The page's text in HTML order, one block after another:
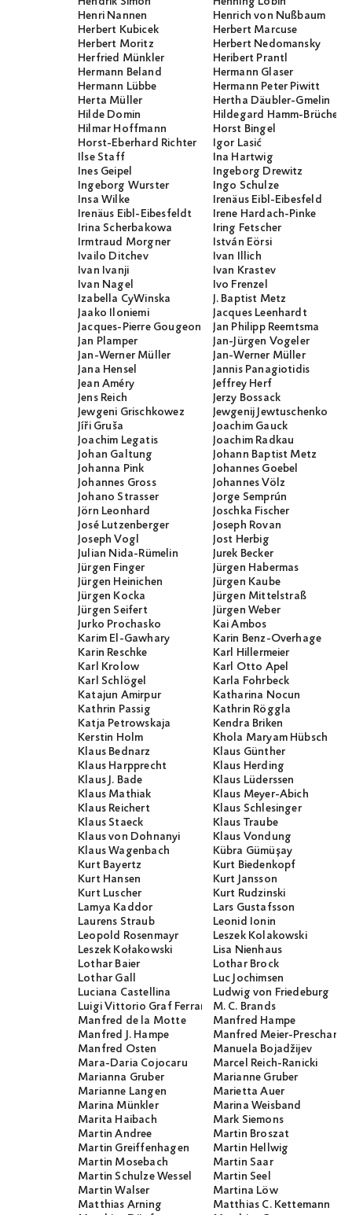
Henri Nannen
Henrich von Nußbaum
Herbert Kubicek
Herbert Marcuse
Herbert Moritz
Herbert Nedomansky
Herfried Münkler
Heribert Prantl
Hermann Beland
Hermann Glaser
Hermann Lübbe
Hermann Peter Piwitt
Herta Müller
Hertha Däubler-Gmelin
Hilde Domin
Hildegard Hamm-Brücher
Hilmar Hoffmann
Horst Bingel
Horst-Eberhard Richter
Igor Lasić
Ilse Staff
Ina Hartwig
Ines Geipel
Ingeborg Drewitz
Ingeborg Wurster
Ingo Schulze
Insa Wilke
Irenäus Eibl-Eibesfeld
Irenäus Eibl-Eibesfeldt
Irene Hardach-Pinke
Irina Scherbakowa
Iring Fetscher
Irmtraud Morgner
István Eörsi
Ivailo Ditchev
Ivan Illich
Ivan Ivanji
Ivan Krastev
Ivan Nagel
Ivo Frenzel
Izabella CyWinska
J. Baptist Metz
Jaako Iloniemi
Jacques Leenhardt
Jacques-Pierre Gougeon
Jan Philipp Reemtsma
Jan Plamper
Jan-Jürgen Vogeler
Jan-Werner Müller
Jan-Werner Müller
Jana Hensel
Jannis Panagiotidis
Jean Améry
Jeffrey Herf
Jens Reich
Jerzy Bossack
Jewgeni Grischkowez
Jewgenij Jewtuschenko
Jíři Gruša
Joachim Gauck
Joachim Legatis
Joachim Radkau
Johan Galtung
Johann Baptist Metz
Johanna Pink
Johannes Goebel
Johannes Gross
Johannes Völz
Johano Strasser
Jorge Semprún
Jörn Leonhard
Joschka Fischer
José Lutzenberger
Joseph Rovan
Joseph Vogl
Jost Herbig
Julian Nida-Rümelin
Jurek Becker
Jürgen Finger
Jürgen Habermas
Jürgen Heinichen
Jürgen Kaube
Jürgen Kocka
Jürgen Mittelstraß
Jürgen Seifert
Jürgen Weber
Jurko Prochasko
Kai Ambos
Karim El-Gawhary
Karin Benz-Overhage
Karin Reschke
Karl Hillermeier
Karl Krolow
Karl Otto Apel
Karl Schlögel
Karla Fohrbeck
Katajun Amirpur
Katharina Nocun
Kathrin Passig
Kathrin Röggla
Katja Petrowskaja
Kendra Briken
Kerstin Holm
Khola Maryam Hübsch
Klaus Bednarz
Klaus Günther
Klaus Harpprecht
Klaus Herding
Klaus J. Bade
Klaus Lüderssen
Klaus Mathiak
Klaus Meyer-Abich
Klaus Reichert
Klaus Schlesinger
Klaus Staeck
Klaus Traube
Klaus von Dohnanyi
Klaus Vondung
Klaus Wagenbach
Kübra Gümüşay
Kurt Bayertz
Kurt Biedenkopf
Kurt Hansen
Kurt Jansson
Kurt Luscher
Kurt Rudzinski
Lamya Kaddor
Lars Gustafsson
Laurens Straub
Leonid Ionin
Leopold Rosenmayr
Leszek Kolakowski
Leszek Kołakowski
Lisa Nienhaus
Lothar Baier
Lothar Brock
Lothar Gall
Luc Jochimsen
Luciana Castellina
Ludwig von Friedeburg
Luigi Vittorio Graf Ferraris
M. C. Brands
Manfred de la Motte
Manfred Hampe
Manfred J. Hampe
Manfred Meier-Preschany
Manfred Osten
Manuela Bojadžijev
Mara-Daria Cojocaru
Marcel Reich-Ranicki
Marianna Gruber
Marianne Gruber
Marianne Langen
Marietta Auer
Marina Münkler
Marina Weisband
Marita Haibach
Mark Siemons
Martin Andree
Martin Broszat
Martin Greiffenhagen
Martin Hellwig
Martin Mosebach
Martin Saar
Martin Schulze Wessel
Martin Seel
Martin Walser
Martina Löw
Matthias Arning
Matthias C. Kettemann